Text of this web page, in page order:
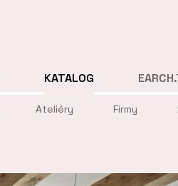
KATALOG
Ateliéry Firmy